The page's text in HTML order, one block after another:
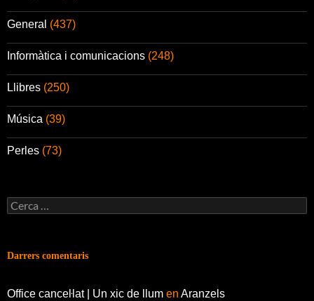
General (437)
Informàtica i comunicacions (248)
Llibres (250)
Música (39)
Perles (73)
Cerca:
Darrers comentaris
Office canceŀlat | Un xic de llum en Aranzels